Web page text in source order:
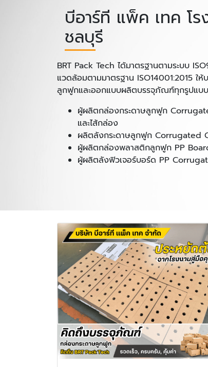
บีอาร์ที แพ็ค เทค โ
ชลบุรี
BRT Pack Tech ได้มาตรฐานตามระบบ
แวดล้อมตามมาตรฐาน ISO14001:2015 ใ
ลูกฟูกและออกแบบผลิตบรรจุภัณฑ์ทุกรูปแบบ
ผู้ผลิตกล่องกระดาษลูกฟูก
และไส้กล่อง
ผลิตลังกระดาษลูกฟูก Corrugated
ผู้ผลิตกล่องพลาสติกลูกฟูก PP
ผู้ผลิตลังฟิวเจอร์บอร์ด PP